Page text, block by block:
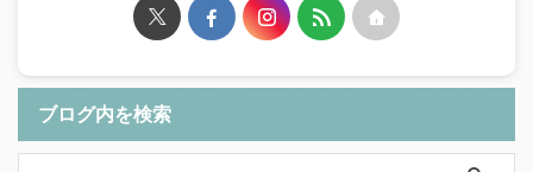
ブログ内を検索